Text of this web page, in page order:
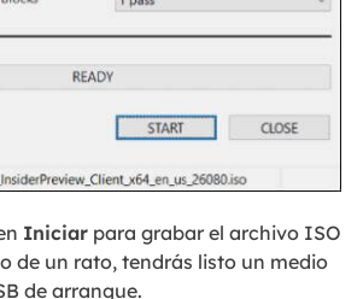
Iniciarpara grabar el archivo ISO
de un rato, tendrás listo un medio
de arranque.